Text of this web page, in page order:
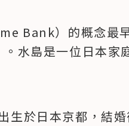
Bank）的概念最
水島是一位日本家
生於日本京都，結